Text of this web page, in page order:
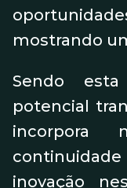
mostrando
Sendo
potencial
incorpora
inovação